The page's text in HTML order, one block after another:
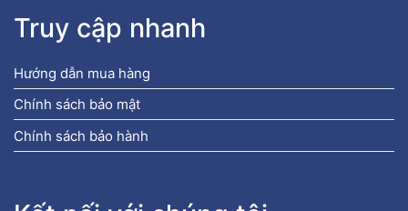
Truy cập nhanh
Hướng dẫn mua hàng
Chính sách bảo mật
Chính sách bảo hành